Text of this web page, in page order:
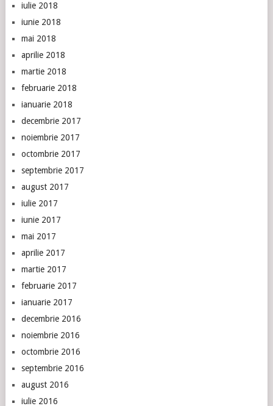
iulie 2018
iunie 2018
mai 2018
aprilie 2018
martie 2018
februarie 2018
ianuarie 2018
decembrie 2017
noiembrie 2017
octombrie 2017
septembrie 2017
august 2017
iulie 2017
iunie 2017
mai 2017
aprilie 2017
martie 2017
februarie 2017
ianuarie 2017
decembrie 2016
noiembrie 2016
octombrie 2016
septembrie 2016
august 2016
iulie 2016